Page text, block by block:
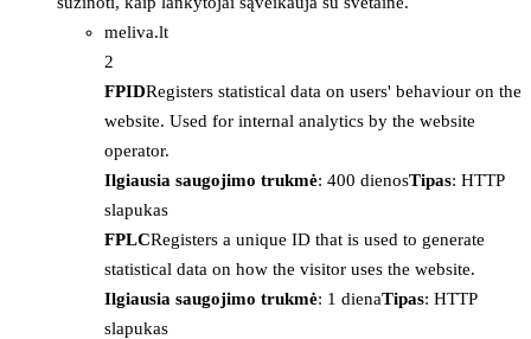
meliva.lt
2
FPIDRegisters statistical data on users' behaviour on the
website. Used for internal analytics by the website
operator.
Ilgiausia saugojimo trukmė: 400 dienosTipas: HTTP
slapukas
FPLCRegisters a unique ID that is used to generate
statistical data on how the visitor uses the website.
Ilgiausia saugojimo trukmė: 1 dienaTipas: HTTP
slapukas